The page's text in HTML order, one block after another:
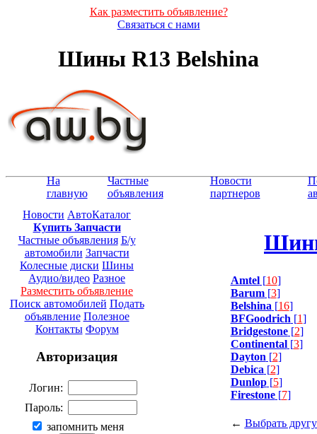
Как разместить объявление?
Связаться с нами
Шины R13 Belshina
На
главную
Частные
объявления
Новости
партнеров
Новости АвтоКаталог
Купить Запчасти
Частные объявления Б/у
автомобили Запчасти
Колесные диски Шины
Аудио/видео Разное
Разместить объявление
Поиск автомобилей Подать
объявление Полезное
Контакты Форум
Авторизация
Логин:
Пароль:
запомнить меня
Amtel[10]
Barum[3]
Belshina [16]
BFGoodrich [1]
Bridgestone[2]
Continental[3]
Dayton [2]
Debica [2]
Dunlop[5]
Firestone[7]
← Выбрать